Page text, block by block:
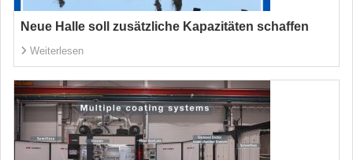
Neue Halle soll zusätzliche Kapazitäten schaffen
Weiterlesen